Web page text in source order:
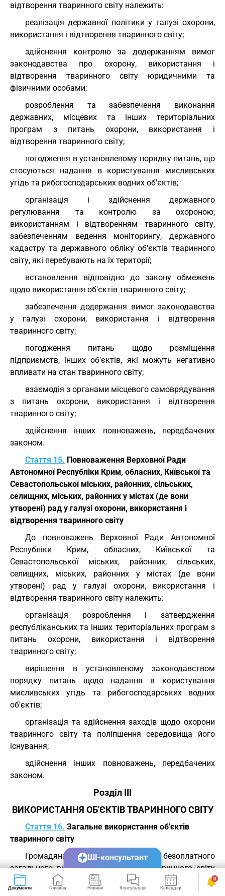
відтворення тваринного світу належить:
реалізація державної політики у галузі охорони,
використання і відтворення тваринного світу;
здійснення контролю за додержанням вимог
законодавства про охорону, використання і
відтворення тваринного світу юридичними та
фізичними особами;
розроблення та забезпечення виконання
державних, місцевих та інших територіальних
програм з питань охорони, використання і
відтворення тваринного світу;
погодження в установленому порядку питань, що
стосуються надання в користування мисливських
угідь та рибогосподарських водних об'єктів;
організація і здійснення державного
регулювання та контролю за охороною,
використанням і відтворенням тваринного світу,
забезпеченням ведення моніторингу, державного
кадастру та державного обліку об'єктів тваринного
світу, які перебувають на їх території;
встановлення відповідно до закону обмежень
щодо використання об'єктів тваринного світу;
забезпечення додержання вимог законодавства
у галузі охорони, використання і відтворення
тваринного світу;
погодження питань щодо розміщення
підприємств, інших об'єктів, які можуть негативно
впливати на стан тваринного світу;
взаємодія з органами місцевого самоврядування
з питань охорони, використання і відтворення
тваринного світу;
здійснення інших повноважень, передбачених
законом.
Стаття 15. Повноваження Верховної Ради
Автономної Республіки Крим, обласних, Київської та
Севастопольської міських, районних, сільських,
селищних, міських, районних у містах (де вони
утворені) рад у галузі охорони, використання і
відтворення тваринного світу
До повноважень Верховної Ради Автономної
Республіки Крим, обласних, Київської та
Севастопольської міських, районних, сільських,
селищних, міських, районних у містах (де вони
утворені) рад у галузі охорони, використання і
відтворення тваринного світу належить:
організація розроблення і затвердження
республіканських та інших територіальних програм з
питань охорони, використання і відтворення
тваринного світу;
вирішення в установленому законодавством
порядку питань щодо надання в користування
мисливських угідь та рибогосподарських водних
об'єктів;
організація та здійснення заходів щодо охорони
тваринного світу та поліпшення середовища його
існування;
здійснення інших повноважень, передбачених
законом.
Розділ III
ВИКОРИСТАННЯ ОБ'ЄКТІВ ТВАРИННОГО СВІТУ
Стаття 16. Загальне використання об'єктів
тваринного світу
Громадянам гарантується право безоплатного
загального використання об'єктів тваринного світу
для задоволення життєво необхідних потреб
(естетичних, оздоровчих, рекреаційних тощо).
Документи Головна Новини Консультації Календар Сервіси
0
ШІ-консультант